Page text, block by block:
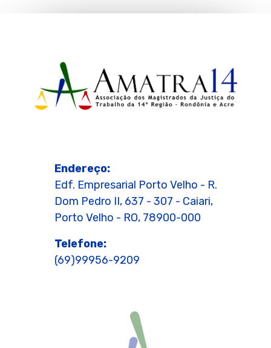
Endereço:
Edf. Empresarial Porto Velho - R.
Dom Pedro II, 637 - 307 - Caiari,
Porto Velho - RO, 78900-000
Telefone:
(69)99956-9209